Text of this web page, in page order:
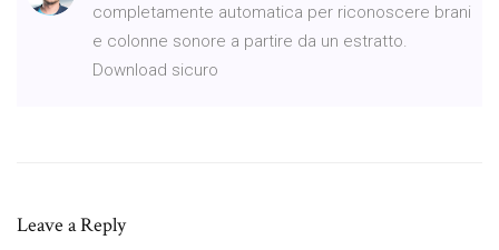
completamente automatica per riconoscere brani
e colonne sonore a partire da un estratto.
Download sicuro
Leave a Reply